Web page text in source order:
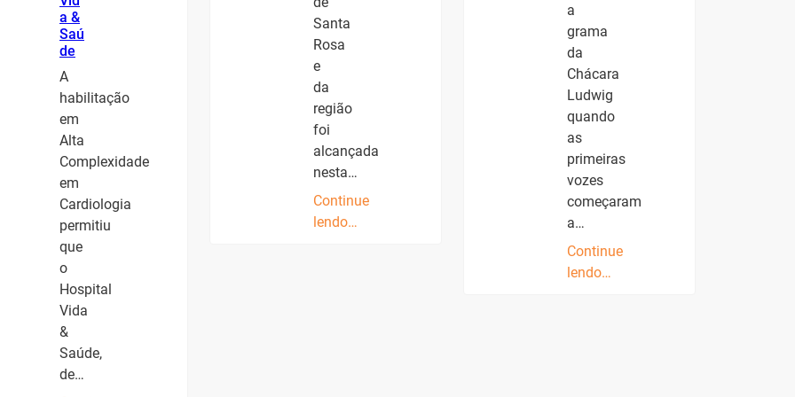
a &
Saú
de
A
habilitação
em
Alta
Complexidade
em
Cardiologia
permitiu
que
o
Hospital
Vida
&
Saúde,
de…
Santa
Rosa
e
da
região
foi
alcançada
nesta…
Continue
lendo…
a
grama
da
Chácara
Ludwig
quando
as
primeiras
vozes
começaram
a…
Continue
lendo…